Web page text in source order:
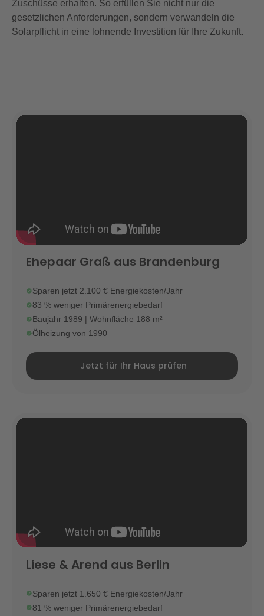
Zuschüsse erhalten. So erfüllen Sie nicht nur die
gesetzlichen Anforderungen, sondern verwandeln die
Solarpflicht in eine lohnende Investition für Ihre Zukunft.
Ehepaar Graß aus Brandenburg
Sparen jetzt 2.100 € Energiekosten/Jahr
83 % weniger Primärenergiebedarf
Baujahr 1989 | Wohnfläche 188 m²
Ölheizung von 1990
Jetzt für Ihr Haus prüfen
Liese & Arend aus Berlin
Sparen jetzt 1.650 € Energiekosten/Jahr
81 % weniger Primärenergiebedarf